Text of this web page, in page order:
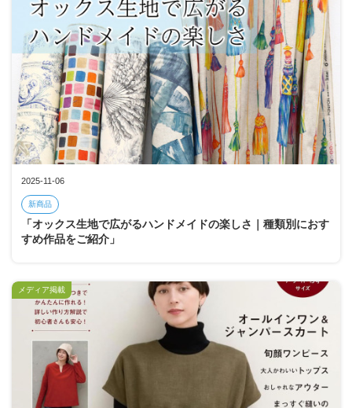
2025-11-06
新商品
「オックス生地で広がるハンドメイドの楽しさ｜種類別におす
すめ作品をご紹介」
メディア掲載